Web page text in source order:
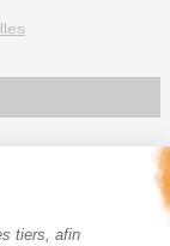
tiers, afin